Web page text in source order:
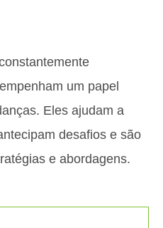
um papel
Eles ajudam a
desafios e são
e abordagens.